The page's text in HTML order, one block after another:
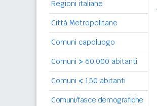
Regioni italiane
Città Metropolitane
Comuni capoluogo
Comuni > 60.000 abitanti
Comuni < 150 abitanti
Comuni/fasce demografiche